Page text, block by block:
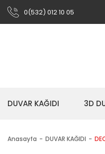
0(532) 012 10 05
DUVAR KAĞIDI 3D
Anasayfa DUVAR KAĞIDI